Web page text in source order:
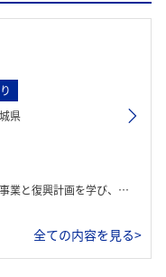
県
となり、住民の意向を反映した土地利用計画を立案しました。最終的に、プレゼンを行い復興計画を提案し、住民と自治体の協力の重要性を強調しました。
全ての内容を見る>